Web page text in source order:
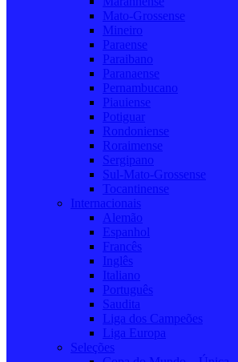
Mato-Grossense
Mineiro
Paraense
Paraibano
Paranaense
Pernambucano
Piauiense
Potiguar
Rondoniense
Roraimense
Sergipano
Sul-Mato-Grossense
Tocantinense
Internacionais
Alemão
Espanhol
Francês
Inglês
Italiano
Português
Saudita
Liga dos Campeões
Liga Europa
Seleções